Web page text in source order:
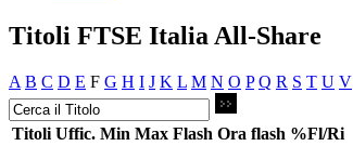
Titoli FTSE Italia All-Share
A B C D E F G H I J K L M N O P Q R S T U V
Titoli Uffic. Min Max Flash Ora flash %Fl/Ri